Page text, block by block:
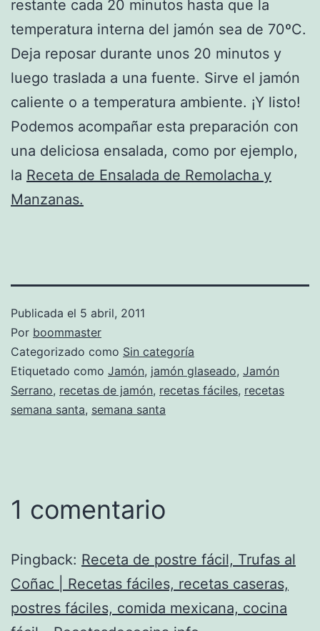
restante cada 20 minutos hasta que la
temperatura interna del jamón sea de 70ºC.
Deja reposar durante unos 20 minutos y
luego traslada a una fuente. Sirve el jamón
caliente o a temperatura ambiente. ¡Y listo!
Podemos acompañar esta preparación con
una deliciosa ensalada, como por ejemplo,
la Receta de Ensalada de Remolacha y
Manzanas.
Publicada el 5 abril, 2011
Por boommaster
Categorizado como Sin categoría
Etiquetado como Jamón, jamón glaseado, Jamón
Serrano, recetas de jamón, recetas fáciles, recetas
semana santa, semana santa
1 comentario
Pingback: Receta de postre fácil, Trufas al
Coñac | Recetas fáciles, recetas caseras,
postres fáciles, comida mexicana, cocina